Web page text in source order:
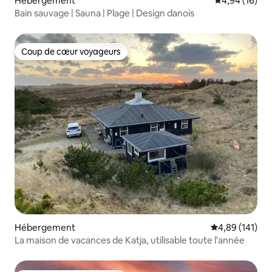
Bain sauvage | Sauna | Plage | Design danois
Coup de cœur voyageurs
Coup de cœur voyageurs
Hébergement Évaluation
4,89 (141)
La maison de vacances de Katja, utilisable toute l'année